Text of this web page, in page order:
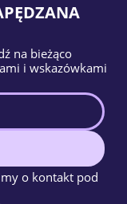
na bieżąco
i wskazówkami
o kontakt pod